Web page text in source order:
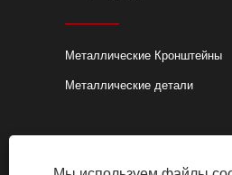
Металлические Кронштейны
Металлические детали